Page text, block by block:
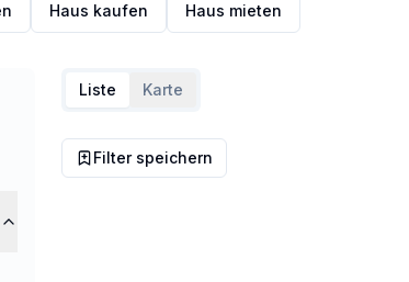
Haus kaufen Haus mieten
Liste Karte
Filter speichern